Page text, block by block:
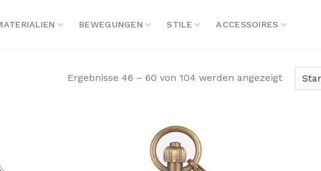
BEWEGUNGEN STILE ACCESSOIRES
Ergebnisse 46 – 60 von 104 werden angezeigt